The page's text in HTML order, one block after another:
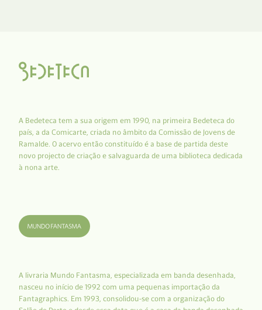
A Bedeteca tem a sua origem em 1990, na primeira Bedeteca do
país, a da Comicarte, criada no âmbito da Comissão de Jovens de
Ramalde. O acervo então constituído é a base de partida deste
novo projecto de criação e salvaguarda de uma biblioteca dedicada
à nona arte.
A livraria Mundo Fantasma, especializada em banda desenhada,
nasceu no início de 1992 com uma pequenas importação da
Fantagraphics. Em 1993, consolidou-se com a organização do